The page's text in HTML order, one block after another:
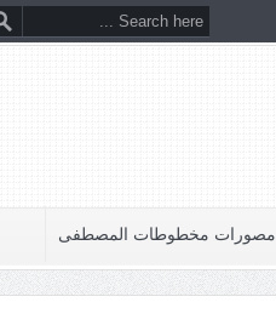
مصورات مخطوطات المصطفى